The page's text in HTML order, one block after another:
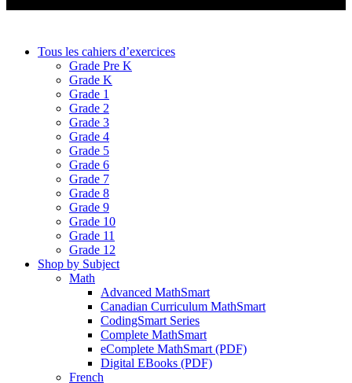
Tous les cahiers d’exercices
Grade Pre K
Grade K
Grade 1
Grade 2
Grade 3
Grade 4
Grade 5
Grade 6
Grade 7
Grade 8
Grade 9
Grade 10
Grade 11
Grade 12
Shop by Subject
Math
Advanced MathSmart
Canadian Curriculum MathSmart
CodingSmart Series
Complete MathSmart
eComplete MathSmart (PDF)
Digital EBooks (PDF)
French